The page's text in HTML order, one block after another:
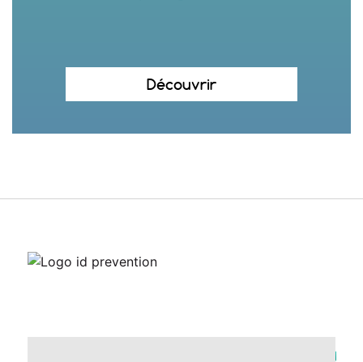
Découvrir